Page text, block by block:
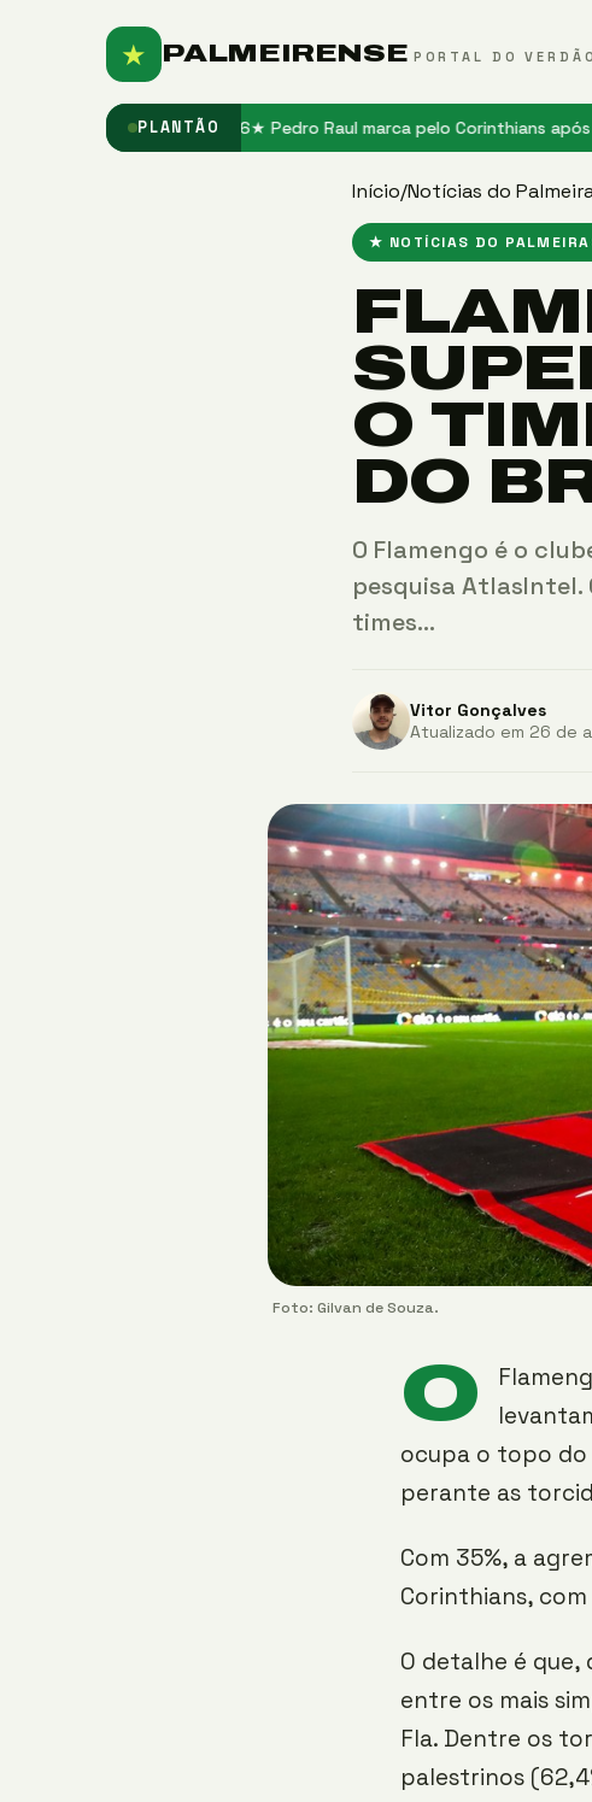
★ PALMEIRENSE PORTAL DO VERDÃO
PLANTÃO
no Santos em 2026★ Pedro Raul marca pelo Corinthians após jejum e
Início/Notícias do
★ NOTÍCIAS DO
O
DO
O Flamengo é o
pesquisa AtlasIntel.
times…
Vitor Gonçalves
Atualizado em 26 de
Foto: Gilvan de Souza.
O
ocupa o topo do
perante as
Com 35%, a
Corinthians,
O detalhe é
entre os mais
Fla. Dentre os
palestrinos